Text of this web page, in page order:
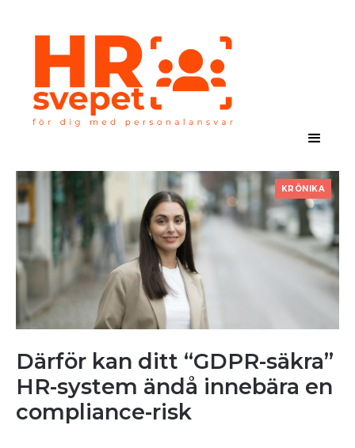
KRÖNIKA
Därför kan ditt “GDPR-säkra”
HR-system ändå innebära en
compliance-risk